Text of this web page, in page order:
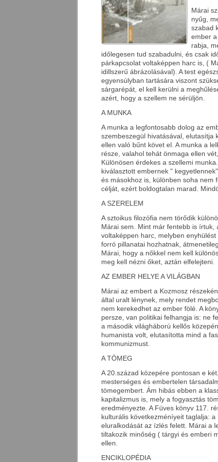
Márai
nyűg,
szabad
ember
rabja,
időlegesen tud szabadulni, és csak
párkapcsolat voltaképpen harc is, (
idillszerű ábrázolásával). A test
egyensúlyban tartására viszont
sárgarépát, el kell kerülni a
azért, hogy a szellem ne sérüljön.
A MUNKA
A munka a legfontosabb dolog az
szembeszegül hivatásával, elutasítja
ellen való bűnt követ el. A munka a
része, valahol tehát önmaga ellen
Különösen érdekes a szellemi
kiválasztott embernek "
és másokhoz is, különben soha nem
célját, ezért boldogtalan marad.
A SZERELEM
A sztoikus filozófia nem törődik
Márai sem. Mint már fentebb is írtuk,
voltaképpen harc, melyben
forró pillanatai hozhatnak,
Márai, hogy a nőkkel nem kell
meg kell nézni őket, aztán elfelejteni.
AZ EMBER HELYE A VILÁGBAN
Márai az embert a Kozmosz
által uralt lénynek, mely rendet
nem kerekedhet az ember fölé. A
persze, van politikai felhangja is: ne
a második világháború kellős
humanista volt, elutasította mind a
kommunizmust.
A TÖMEG
A 20.század közepére pontosan e
mesterséges és embertelen
tömegembert. Ám hibás ebben a
kapitalizmus is, mely a fogyasztás
eredményezte. A Füves könyv 117.
kulturális következméníyeit taglalja:
eluralkodását az ízlés felett. Márai a
tiltakozik minőség ( tárgyi és emberi
ellen.
ENCIKLOPÉDIA